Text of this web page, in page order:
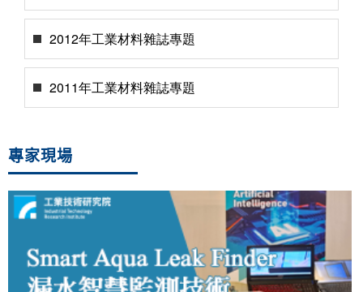
2012年工業材料雜誌專題
2011年工業材料雜誌專題
專家現場